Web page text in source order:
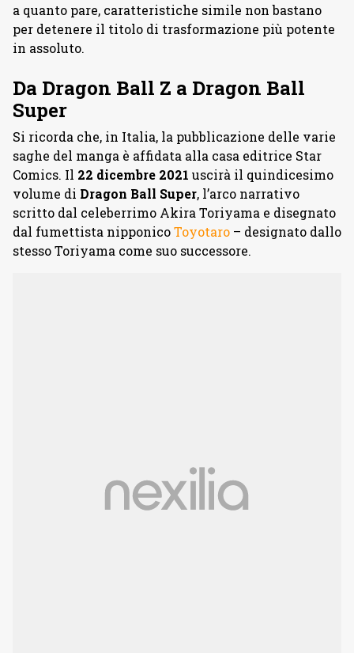
a quanto pare, caratteristiche simile non bastano
per detenere il titolo di trasformazione più potente
in assoluto.
Da Dragon Ball Z a Dragon Ball
Super
Si ricorda che, in Italia, la pubblicazione delle varie
saghe del manga è affidata alla casa editrice Star
Comics. Il 22 dicembre 2021 uscirà il quindicesimo
volume di Dragon Ball Super, l’arco narrativo
scritto dal celeberrimo Akira Toriyama e disegnato
dal fumettista nipponicoToyotaro – designato dallo
stesso Toriyama come suo successore.